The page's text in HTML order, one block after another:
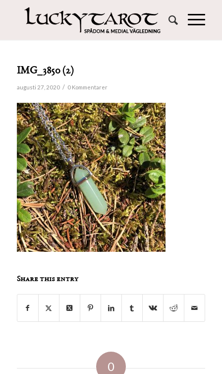
IMG_3850 (2)
augusti 27, 2020 / 0 Kommentarer
Share this entry
0